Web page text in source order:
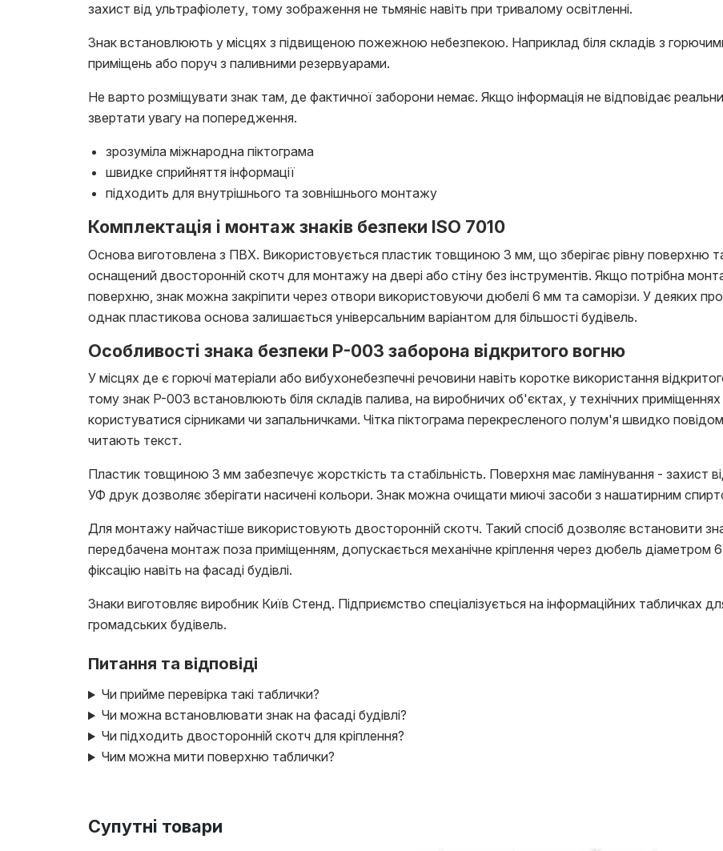
захист від ультрафіолету, тому зображення не тьмяніє навіть при тривалому освітленні.
Знак встановлюють у місцях з підвищеною пожежною небезпекою. Наприклад біля складів з
приміщень або поруч з паливними резервуарами.
Не варто розміщувати знак там, де фактичної заборони немає. Якщо інформація не відповідає
звертати увагу на попередження.
зрозуміла міжнародна піктограма
швидке сприйняття інформації
підходить для внутрішнього та зовнішнього монтажу
Комплектація і монтаж знаків безпеки ISO 7010
Основа виготовлена з ПВХ. Використовується пластик товщиною 3 мм, що зберігає рівну поверхню
оснащений двосторонній скотч для монтажу на двері або стіну без інструментів. Якщо потрібна
поверхню, знак можна закріпити через отвори використовуючи дюбелі 6 мм та саморізи. У деяких
однак пластикова основа залишається універсальним варіантом для більшості будівель.
Особливості знака безпеки P-003 заборона відкритого вогню
У місцях де є горючі матеріали або вибухонебезпечні речовини навіть коротке використання
тому знак P-003 встановлюють біля складів палива, на виробничих об'єктах, у технічних
користуватися сірниками чи запальничками. Чітка піктограма перекресленого полум'я швидко
читають текст.
Пластик товщиною 3 мм забезпечує жорсткість та стабільність. Поверхня має ламінування - захист
УФ друк дозволяє зберігати насичені кольори. Знак можна очищати миючі засоби з нашатирним
Для монтажу найчастіше використовують двосторонній скотч. Такий спосіб дозволяє встановити
передбачена монтаж поза приміщенням, допускається механічне кріплення через дюбель діаметром
фіксацію навіть на фасаді будівлі.
Знаки виготовляє виробник Київ Стенд. Підприємство спеціалізується на інформаційних табличках
громадських будівель.
Питання та відповіді
Чи прийме перевірка такі таблички?
Чи можна встановлювати знак на фасаді будівлі?
Чи підходить двосторонній скотч для кріплення?
Чим можна мити поверхню таблички?
Супутні товари